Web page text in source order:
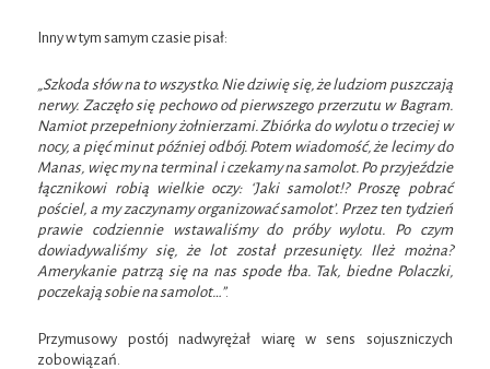
Inny w tym samym czasie pisał:
„Szkoda słów na to wszystko. Nie dziwię się, że ludziom puszczają
nerwy. Zaczęło się pechowo od pierwszego przerzutu w Bagram.
Namiot przepełniony żołnierzami. Zbiórka do wylotu o trzeciej w
nocy, a pięć minut później odbój. Potem wiadomość, że lecimy do
Manas, więc my na terminal i czekamy na samolot. Po przyjeździe
łącznikowi robią wielkie oczy: ‘Jaki samolot!? Proszę pobrać
pościel, a my zaczynamy organizować samolot’. Przez ten tydzień
prawie codziennie wstawaliśmy do próby wylotu. Po czym
dowiadywaliśmy się, że lot został przesunięty. Ileż można?
Amerykanie patrzą się na nas spode łba. Tak, biedne Polaczki,
poczekają sobie na samolot…”.
Przymusowy postój nadwyrężał wiarę w sens sojuszniczych
zobowiązań.